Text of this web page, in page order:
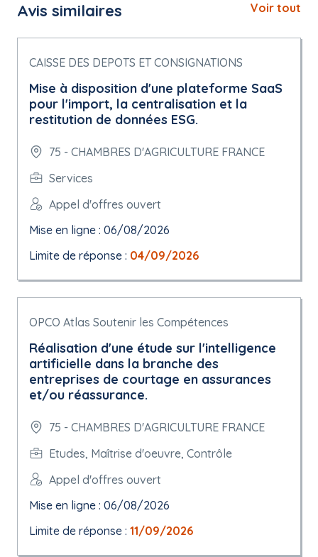
Avis similaires Voir tout
CAISSE DES DEPOTS ET CONSIGNATIONS
Mise à disposition d'une plateforme SaaS
pour l'import, la centralisation et la
restitution de données ESG.
75 - CHAMBRES D'AGRICULTURE FRANCE
Services
Appel d'offres ouvert
Mise en ligne : 06/08/2026
Limite de réponse : 04/09/2026
OPCO Atlas Soutenir les Compétences
Réalisation d'une étude sur l'intelligence
artificielle dans la branche des
entreprises de courtage en assurances
et/ou réassurance.
75 - CHAMBRES D'AGRICULTURE FRANCE
Etudes, Maîtrise d'oeuvre, Contrôle
Appel d'offres ouvert
Mise en ligne : 06/08/2026
Limite de réponse : 11/09/2026